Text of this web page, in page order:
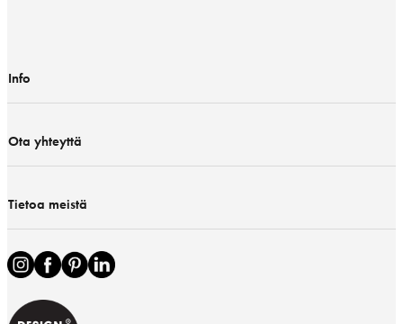
Info
Ota yhteyttä
Tietoa meistä